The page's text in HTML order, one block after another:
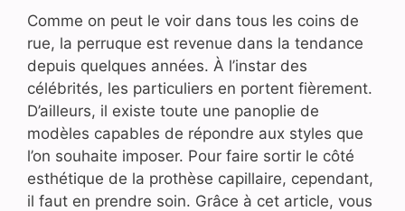
Comme on peut le voir dans tous les coins de
rue, la perruque est revenue dans la tendance
depuis quelques années. À l’instar des
célébrités, les particuliers en portent fièrement.
D’ailleurs, il existe toute une panoplie de
modèles capables de répondre aux styles que
l’on souhaite imposer. Pour faire sortir le côté
esthétique de la prothèse capillaire, cependant,
il faut en prendre soin. Grâce à cet article, vous